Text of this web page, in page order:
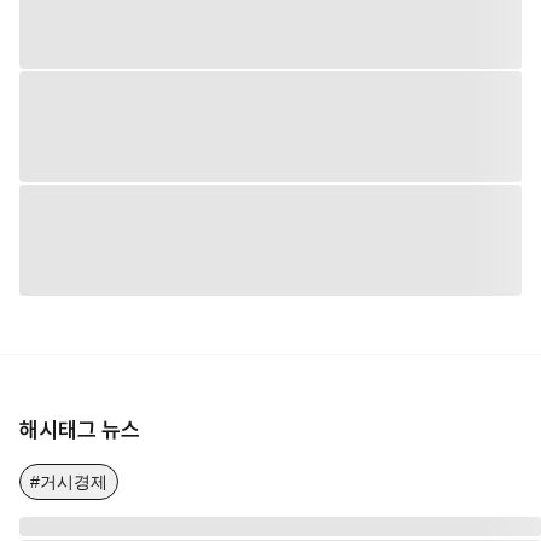
해시태그 뉴스
#거시경제